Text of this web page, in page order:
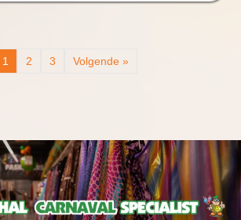
1 2 3 Volgende »